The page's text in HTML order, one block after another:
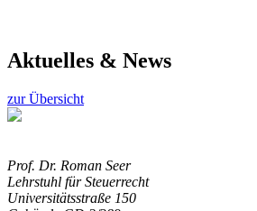
Aktuelles & News
zur Übersicht
Prof. Dr. Roman Seer
Lehrstuhl für Steuerrecht
Universitätsstraße 150